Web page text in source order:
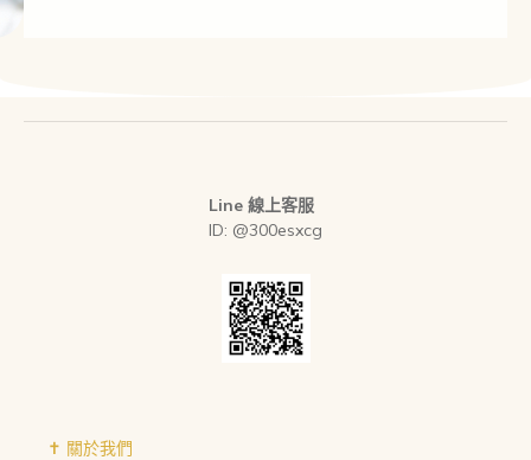
Line 線上客服
ID: @300esxcg
✝︎ 關於我們